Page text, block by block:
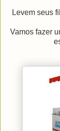
Levem seus
Vamos fazer